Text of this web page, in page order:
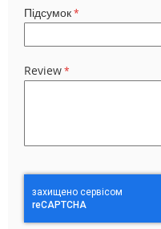
Підсумок
Review